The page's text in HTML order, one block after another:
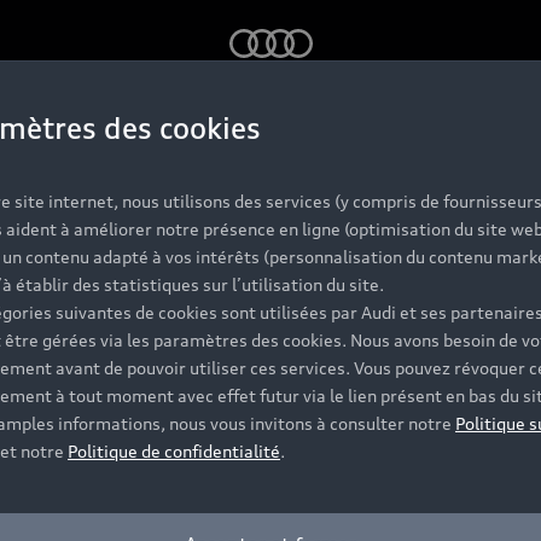
des cookies
site internet, nous utilisons des services (y compris de
aident à améliorer notre présence en ligne (optimisation du site
contenu adapté à vos intérêts (personnalisation du contenu
établir des statistiques sur l’utilisation du site.
suivantes de cookies sont utilisées par Audi et ses
être gérées via les paramètres des cookies. Nous avons besoin de
avant de pouvoir utiliser ces services. Vous pouvez révoquer
à tout moment avec effet futur via le lien présent en bas du
informations, nous vous invitons à consulter notre Politique
et notre Politique de confidentialité.
formulaire pour être
votre Partenaire Audi.
Modèle*